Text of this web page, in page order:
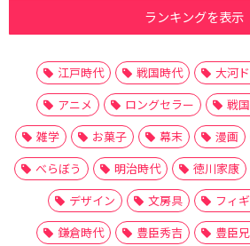
ランキングを表示
江戸時代 戦国時代 大河
アニメ
ロングセラー 戦
雑学
お菓子 幕末 漫画
べらぼう
明治時代 徳川家康
デザイン
文房具 フィ
鎌倉時代
豊臣秀吉 豊臣